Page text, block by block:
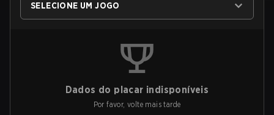
SELECIONE UM JOGO
Dados do placar indisponíveis
Por favor, volte mais tarde